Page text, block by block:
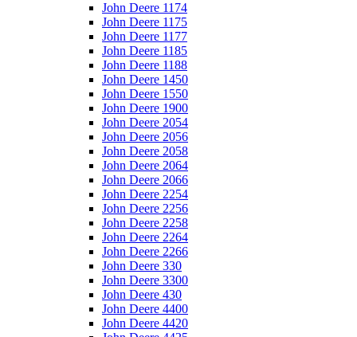
John Deere 1174
John Deere 1175
John Deere 1177
John Deere 1185
John Deere 1188
John Deere 1450
John Deere 1550
John Deere 1900
John Deere 2054
John Deere 2056
John Deere 2058
John Deere 2064
John Deere 2066
John Deere 2254
John Deere 2256
John Deere 2258
John Deere 2264
John Deere 2266
John Deere 330
John Deere 3300
John Deere 430
John Deere 4400
John Deere 4420